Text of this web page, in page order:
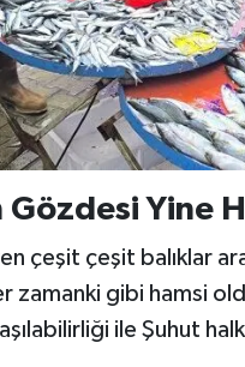
Gözdesi Yine
çeşit çeşit balıklar
zamanki gibi hamsi
ile Şuhut